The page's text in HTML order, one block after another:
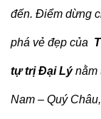
đến. Điểm dừng
phá vẻ đẹp của
tự trị Đại Lýnằm
Nam – Quý